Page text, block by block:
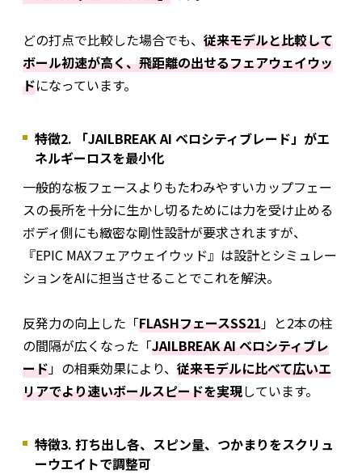
どの打点で比較した場合でも、 従来モデルと比較して
ボール初速が高く、飛距離の出せるフェアウェイウッ
ドになっています。
特徴2. 「JAILBREAK AI ベロシティブレード」がエ
ネルギーロスを最小化
一般的な板フェースよりもたわみやすいカップフェー
スの長所を十分に生かし切るためには力を受け止める
ボディ側にも緻密な剛性設計が要求されますが、
『EPIC MAXフェアウェイウッド』は設計とシミュレー
ションをAIに担当させることでこれを解決。
反発力の向上した「FLASHフェースSS21」と2本の柱
の間隔が広くなった「JAILBREAK AI ベロシティブレ
ード」の相乗効果により、 従来モデルに比べて広いエ
リアでより速いボールスピードを実現しています。
特徴3. 打ち出し各、スピン量、つかまりをスクリュ
ーウエイトで調整可